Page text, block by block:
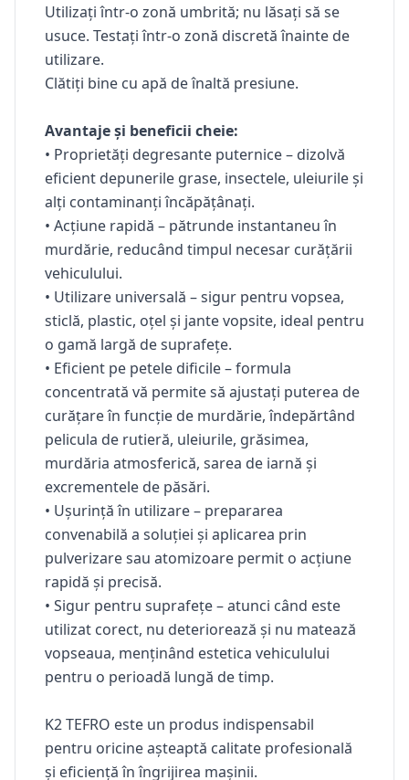
Utilizați într-o zonă umbrită; nu lăsați să se
usuce. Testați într-o zonă discretă înainte de
utilizare.
Clătiți bine cu apă de înaltă presiune.
Avantaje și beneficii cheie:
• Proprietăți degresante puternice – dizolvă
eficient depunerile grase, insectele, uleiurile și
alți contaminanți încăpățânați.
• Acțiune rapidă – pătrunde instantaneu în
murdărie, reducând timpul necesar curățării
vehiculului.
• Utilizare universală – sigur pentru vopsea,
sticlă, plastic, oțel și jante vopsite, ideal pentru
o gamă largă de suprafețe.
• Eficient pe petele dificile – formula
concentrată vă permite să ajustați puterea de
curățare în funcție de murdărie, îndepărtând
pelicula de rutieră, uleiurile, grăsimea,
murdăria atmosferică, sarea de iarnă și
excrementele de păsări.
• Ușurință în utilizare – prepararea
convenabilă a soluției și aplicarea prin
pulverizare sau atomizoare permit o acțiune
rapidă și precisă.
• Sigur pentru suprafețe – atunci când este
utilizat corect, nu deteriorează și nu matează
vopseaua, menținând estetica vehiculului
pentru o perioadă lungă de timp.
K2 TEFRO este un produs indispensabil
pentru oricine așteaptă calitate profesională
și eficiență în îngrijirea mașinii.